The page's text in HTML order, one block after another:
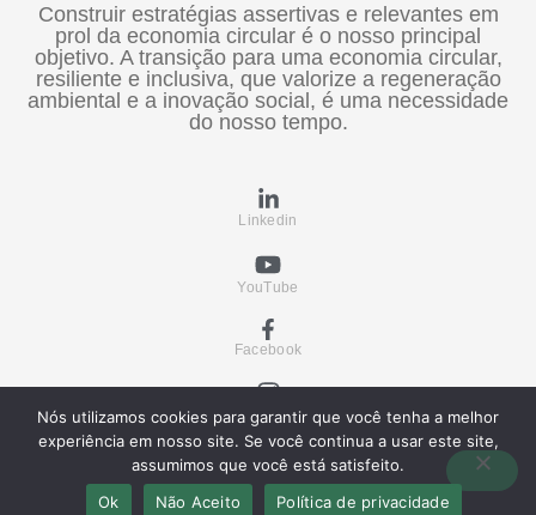
Construir estratégias assertivas e relevantes em
prol da economia circular é o nosso principal
objetivo. A transição para uma economia circular,
resiliente e inclusiva, que valorize a regeneração
ambiental e a inovação social, é uma necessidade
do nosso tempo.
Linkedin
YouTube
Facebook
Instagram
Copyright © 2026 Instituto Nacional de Economia
Circular - INEC
Nós utilizamos cookies para garantir que você tenha a melhor
experiência em nosso site. Se você continua a usar este site,
assumimos que você está satisfeito.
Ok
Não Aceito Política de privacidade